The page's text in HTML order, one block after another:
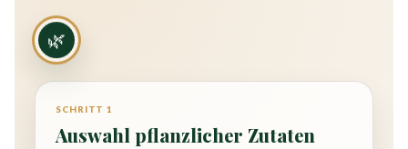
🌿
SCHRITT 1
Auswahl pflanzlicher Zutaten